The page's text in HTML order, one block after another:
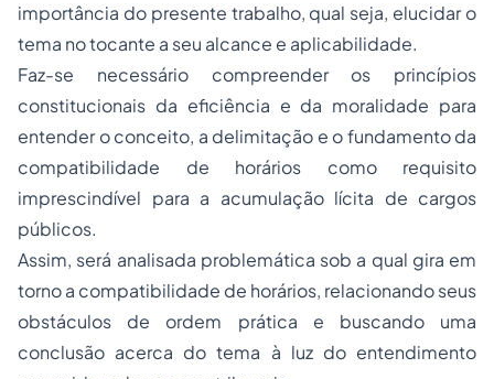
importância do presente trabalho, qual seja, elucidar o
tema no tocante a seu alcance e aplicabilidade.
Faz-se necessário compreender os princípios
constitucionais da eficiência e da moralidade para
entender o conceito, a delimitação e o fundamento da
compatibilidade de horários como requisito
imprescindível para a acumulação lícita de cargos
públicos.
Assim, será analisada problemática sob a qual gira em
torno a compatibilidade de horários, relacionando seus
obstáculos de ordem prática e buscando uma
conclusão acerca do tema à luz do entendimento